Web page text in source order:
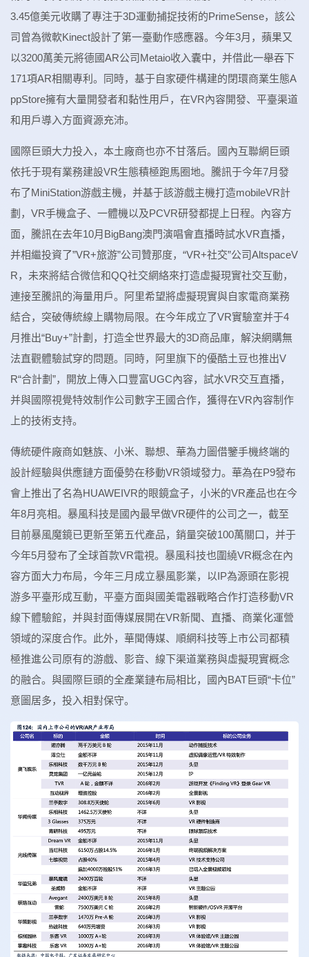
3.45億美元收購了專注于3D運動捕捉技術的PrimeSense，該公
司曾為微軟Kinect設計了第一臺動作感應器。今年3月，蘋果又
以3200萬美元將德國AR公司Metaio收入囊中，并借此一舉吞下
171項AR相關專利。同時，基于自家硬件構建的閉環商業生態A
ppStore擁有大量開發者和黏性用戶，在VR內容開發、平臺渠道
和用戶導入方面資源充沛。
國際巨頭大力投入，本土廠商也亦不甘落后。國內互聯網巨頭
依托于現有業務建設VR生態積極跑馬圈地。騰訊于今年7月發
布了MiniStation游戲主機，并基于該游戲主機打造mobileVR計
劃，VR手機盒子、一體機以及PCVR研發都提上日程。內容方
面，騰訊在去年10月BigBang澳門演唱會直播時試水VR直播，
并相繼投資了”VR+旅游”公司贊那度，“VR+社交”公司AltspaceV
R，未來將結合微信和QQ社交網絡來打造虛擬現實社交互動，
連接至騰訊的海量用戶。阿里希望將虛擬現實與自家電商業務
結合，突破傳統線上購物局限。在今年成立了VR實驗室并于4
月推出“Buy+”計劃，打造全世界最大的3D商品庫，解決網購無
法直觀體驗試穿的問題。同時，阿里旗下的優酷土豆也推出V
R“合計劃”，開放上傳入口豐富UGC內容，試水VR交互直播，
并與國際視覺特效制作公司數字王國合作，獲得在VR內容制作
上的技術支持。
傳統硬件廠商如魅族、小米、聯想、華為力圖借鑒手機終端的
設計經驗與供應鏈方面優勢在移動VR領域發力。華為在P9發布
會上推出了名為HUAWEIVR的眼鏡盒子，小米的VR產品也在今
年8月亮相。暴風科技是國內最早做VR硬件的公司之一，截至
目前暴風魔鏡已更新至第五代產品，銷量突破100萬關口，并于
今年5月發布了全球首款VR電視。暴風科技也圍繞VR概念在內
容方面大力布局，今年三月成立暴風影業，以IP為源頭在影視
游多平臺形成互動，平臺方面與國美電器戰略合作打造移動VR
線下體驗館，并與封面傳媒展開在VR新聞、直播、商業化運營
領域的深度合作。此外，華聞傳媒、順網科技等上市公司都積
極推進公司原有的游戲、影音、線下渠道業務與虛擬現實概念
的融合。與國際巨頭的全產業鏈布局相比，國內BAT巨頭“卡位”
意圖居多，投入相對保守。